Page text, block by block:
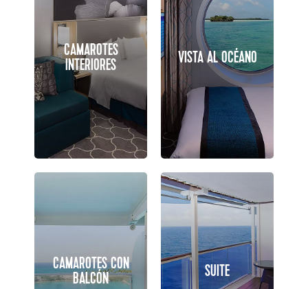
CAMAROTES
INTERIORES
VISTA AL OCÉANO
CAMAROTES CON
BALCÓN
SUITE